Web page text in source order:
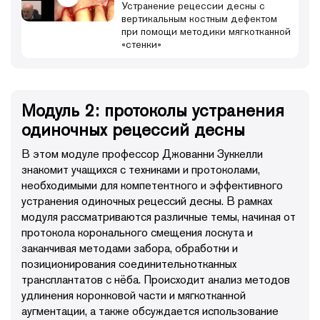
Устранение рецессии десны с
вертикальным костным дефектом
при помощи методики мягкотканной
«стенки»
Модуль 2: протоколы устранения
одиночных рецессий десны
В этом модуле профессор Джованни Зуккелли
знакомит учащихся с техниками и протоколами,
необходимыми для компетентного и эффективного
устранения одиночных рецессий десны. В рамках
модуля рассматриваются различные темы, начиная от
протокола коронального смещения лоскута и
заканчивая методами забора, обработки и
позиционирования соединительнотканных
трансплантатов с нёба. Происходит анализ методов
удлинения коронковой части и мягкотканной
аугментации, а также обсуждается использование